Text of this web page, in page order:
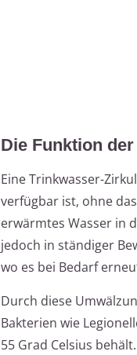
Die Funktion
Eine Trinkwasser-
verfügbar ist, ohne
erwärmtes Wasser in
jedoch in ständiger
wo es bei Bedarf
Durch diese
Bakterien wie
55 Grad Celsius